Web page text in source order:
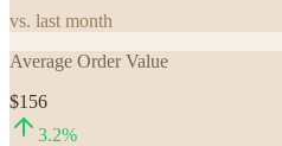
vs. last month
Average Order Value
$156
3.2%